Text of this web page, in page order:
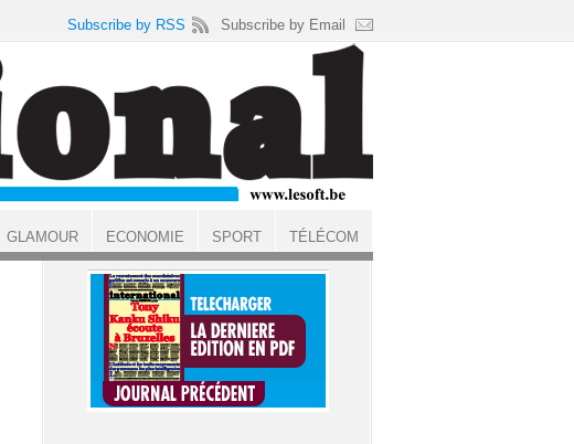
Subscribe by RSS Subscribe by Email
GLAMOUR ECONOMIE SPORT TÉLÉCOM